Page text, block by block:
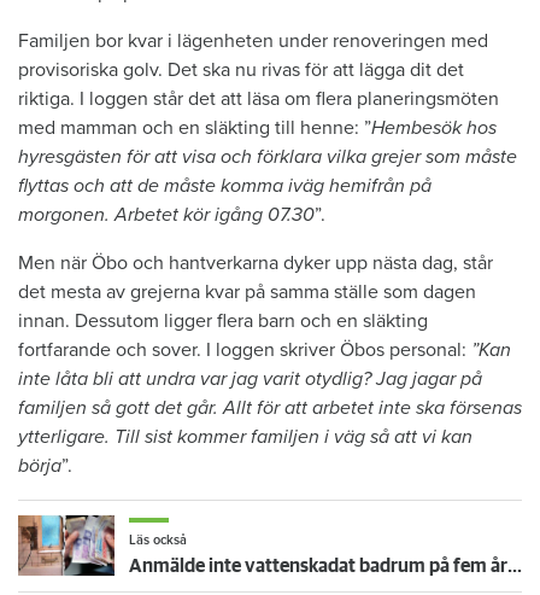
Familjen bor kvar i lägenheten under renoveringen med
provisoriska golv. Det ska nu rivas för att lägga dit det
riktiga. I loggen står det att läsa om flera planeringsmöten
med mamman och en släkting till henne: ”Hembesök hos
hyresgästen för att visa och förklara vilka grejer som måste
flyttas och att de måste komma iväg hemifrån på
morgonen. Arbetet kör igång 07.30”.
Men när Öbo och hantverkarna dyker upp nästa dag, står
det mesta av grejerna kvar på samma ställe som dagen
innan. Dessutom ligger flera barn och en släkting
fortfarande och sover. I loggen skriver Öbos personal: ”Kan
inte låta bli att undra var jag varit otydlig? Jag jagar på
familjen så gott det går. Allt för att arbetet inte ska försenas
ytterligare. Till sist kommer familjen i väg så att vi kan
börja”.
Läs också
Anmälde inte vattenskadat badrum på fem år – krävs på 125 000 kronor